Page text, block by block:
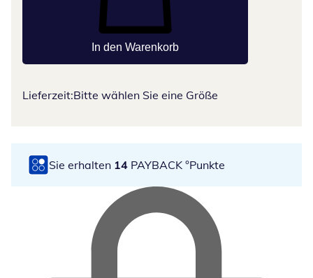
In den Warenkorb
Lieferzeit:Bitte wählen Sie eine Größe
Sie erhalten 14 PAYBACK °Punkte